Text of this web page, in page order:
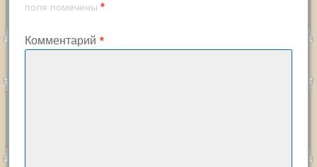
поля помечены *
Комментарий *